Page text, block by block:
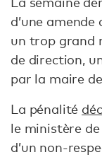
d’une
un trop grand
de direction,
par la maire
La pénalité
le ministère
d’un non-